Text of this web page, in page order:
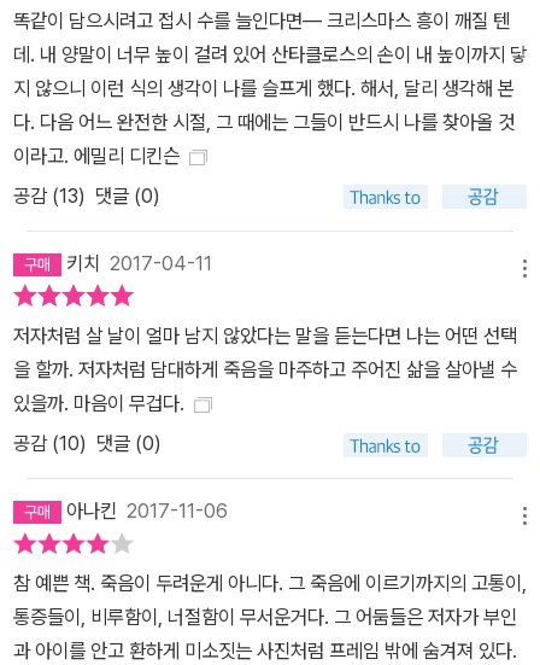
똑같이 담으시려고 접시 수를 늘인다면― 크리스마스 흥이 깨질 텐
데. 내 양말이 너무 높이 걸려 있어 산타클로스의 손이 내 높이까지 닿
지 않으니 이런 식의 생각이 나를 슬프게 했다. 해서, 달리 생각해 본
다. 다음 어느 완전한 시절, 그 때에는 그들이 반드시 나를 찾아올 것
이라고. 에밀리 디킨슨
공감 (13) 댓글 (0)
키치 2017-04-11
저자처럼 살 날이 얼마 남지 않았다는 말을 듣는다면 나는 어떤 선택
을 할까. 저자처럼 담대하게 죽음을 마주하고 주어진 삶을 살아낼 수
있을까. 마음이 무겁다.
공감 (10) 댓글 (0)
아나킨 2017-11-06
참 예쁜 책. 죽음이 두려운게 아니다. 그 죽음에 이르기까지의 고통이,
통증들이, 비루함이, 너절함이 무서운거다. 그 어둠들은 저자가 부인
과 아이를 안고 환하게 미소짓는 사진처럼 프레임 밖에 숨겨져 있다.